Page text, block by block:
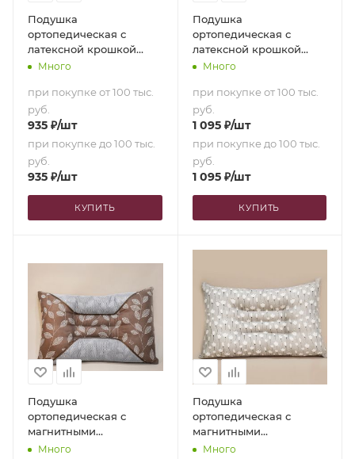
Подушка
ортопедическая с
латексной крошкой
(50х70)
Много
при покупке от 100 тыс.
руб.
935 ₽/шт
при покупке до 100 тыс.
руб.
935 ₽/шт
КУПИТЬ
Подушка
ортопедическая с
латексной крошкой
(70х70)
Много
при покупке от 100 тыс.
руб.
1 095₽/шт
при покупке до 100 тыс.
руб.
1 095₽/шт
КУПИТЬ
Подушка
ортопедическая с
магнитными
аппликаторами и
Много
Подушка
ортопедическая с
магнитными
аппликаторами и
Много